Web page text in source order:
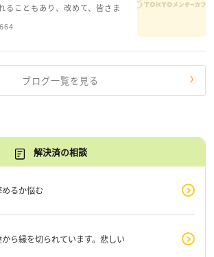
ることもあり、改めて、皆さま
みんな、もがいてる。わたし
、逆に励まされるような日々で
ブログ一覧を見る
解決済の相談
るか悩む
ら縁を切られています。悲しい